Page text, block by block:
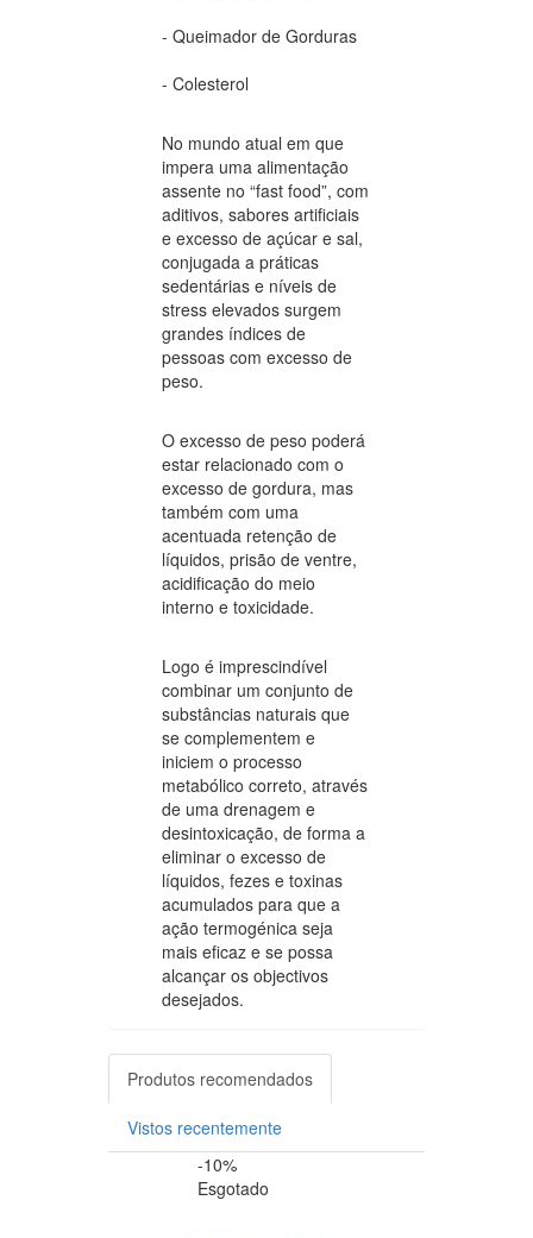
- Queimador de Gorduras
- Colesterol
No mundo atual em que
impera uma alimentação
assente no “fast food”, com
aditivos, sabores artificiais
e excesso de açúcar e sal,
conjugada a práticas
sedentárias e níveis de
stress elevados surgem
grandes índices de
pessoas com excesso de
peso.
O excesso de peso poderá
estar relacionado com o
excesso de gordura, mas
também com uma
acentuada retenção de
líquidos, prisão de ventre,
acidificação do meio
interno e toxicidade.
Logo é imprescindível
combinar um conjunto de
substâncias naturais que
se complementem e
iniciem o processo
metabólico correto, através
de uma drenagem e
desintoxicação, de forma a
eliminar o excesso de
líquidos, fezes e toxinas
acumulados para que a
ação termogénica seja
mais eficaz e se possa
alcançar os objectivos
desejados.
Produtos recomendados
Vistos recentemente
-10%
Esgotado